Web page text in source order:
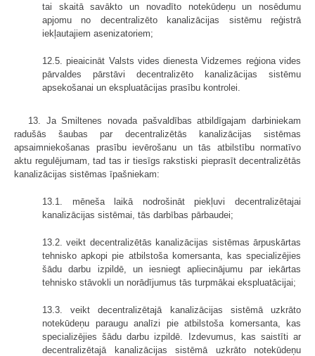
tai skaitā savākto un novadīto notekūdeņu un nosēdumu
apjomu no decentralizēto kanalizācijas sistēmu reģistrā
iekļautajiem asenizatoriem;
12.5. pieaicināt Valsts vides dienesta Vidzemes reģiona vides
pārvaldes pārstāvi decentralizēto kanalizācijas sistēmu
apsekošanai un ekspluatācijas prasību kontrolei.
13. Ja Smiltenes novada pašvaldības atbildīgajam darbiniekam
radušās šaubas par decentralizētās kanalizācijas sistēmas
apsaimniekošanas prasību ievērošanu un tās atbilstību normatīvo
aktu regulējumam, tad tas ir tiesīgs rakstiski pieprasīt decentralizētās
kanalizācijas sistēmas īpašniekam:
13.1. mēneša laikā nodrošināt piekļuvi decentralizētajai
kanalizācijas sistēmai, tās darbības pārbaudei;
13.2. veikt decentralizētās kanalizācijas sistēmas ārpuskārtas
tehnisko apkopi pie atbilstoša komersanta, kas specializējies
šādu darbu izpildē, un iesniegt apliecinājumu par iekārtas
tehnisko stāvokli un norādījumus tās turpmākai ekspluatācijai;
13.3. veikt decentralizētajā kanalizācijas sistēmā uzkrāto
notekūdeņu paraugu analīzi pie atbilstoša komersanta, kas
specializējies šādu darbu izpildē. Izdevumus, kas saistīti ar
decentralizētajā kanalizācijas sistēmā uzkrāto notekūdeņu